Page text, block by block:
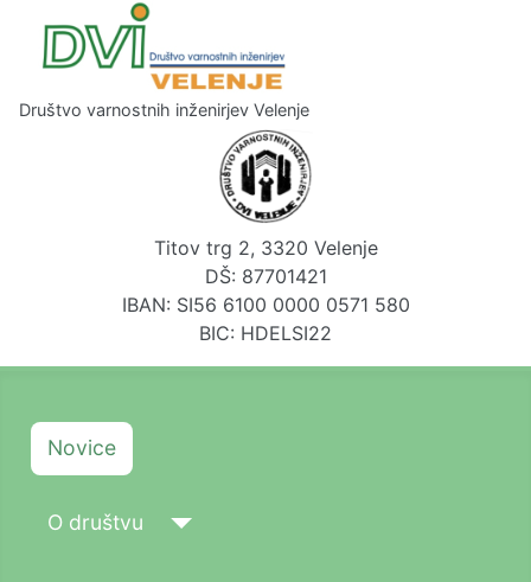
Društvo varnostnih inženirjev Velenje
Titov trg 2, 3320 Velenje
DŠ: 87701421
IBAN: SI56 6100 0000 0571 580
BIC: HDELSI22
Novice
O društvu